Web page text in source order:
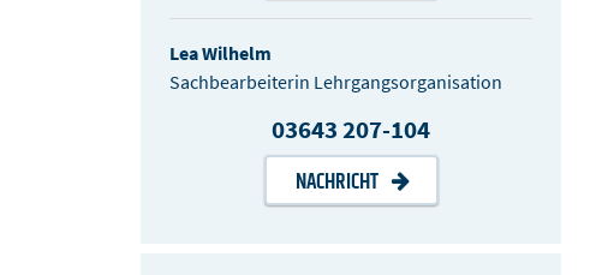
Lea Wilhelm
Sachbearbeiterin Lehrgangsorganisation
03643 207-104
NACHRICHT